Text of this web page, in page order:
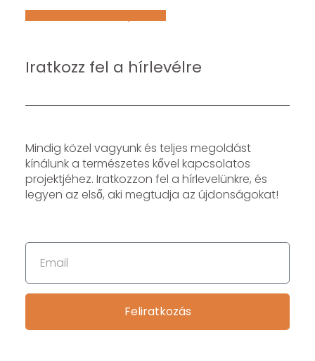
Află mai multe despre noi
Iratkozz fel a hírlevélre
Mindig közel vagyunk és teljes megoldást
kínálunk a természetes kővel kapcsolatos
projektjéhez. Iratkozzon fel a hírlevelünkre, és
legyen az első, aki megtudja az újdonságokat!
Feliratkozás